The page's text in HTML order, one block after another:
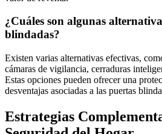
¿Cuáles son algunas
blindadas?
Existen varias alternativas efectivas,
cámaras de vigilancia, cerraduras
Estas opciones pueden ofrecer una
desventajas asociadas a las puertas
Estrategias